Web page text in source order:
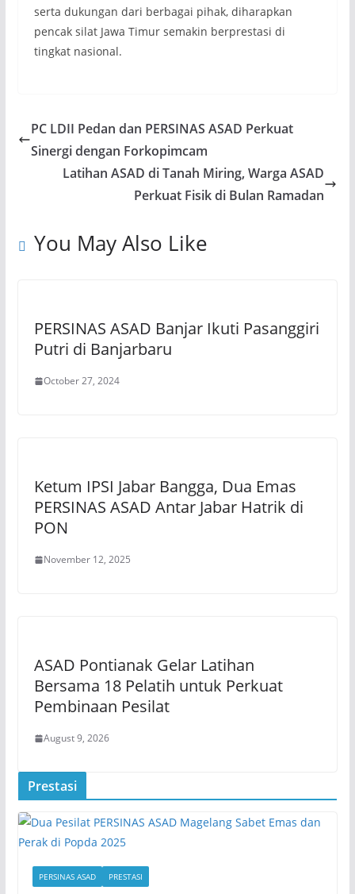
serta dukungan dari berbagai pihak, diharapkan
pencak silat Jawa Timur semakin berprestasi di
tingkat nasional.
PC LDII Pedan dan PERSINAS ASAD Perkuat
Sinergi dengan Forkopimcam
Latihan ASAD di Tanah Miring, Warga ASAD
Perkuat Fisik di Bulan Ramadan
You May Also Like
PERSINAS ASAD Banjar Ikuti Pasanggiri
Putri di Banjarbaru
October 27, 2024
Ketum IPSI Jabar Bangga, Dua Emas
PERSINAS ASAD Antar Jabar Hatrik di
PON
November 12, 2025
ASAD Pontianak Gelar Latihan
Bersama 18 Pelatih untuk Perkuat
Pembinaan Pesilat
August 9, 2026
Prestasi
PERSINAS ASAD PRESTASI